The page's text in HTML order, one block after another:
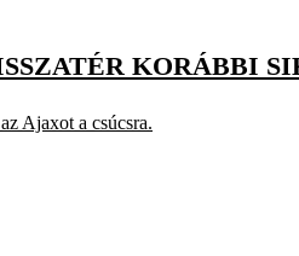
KORÁBBI
Ajaxot a csúcsra.